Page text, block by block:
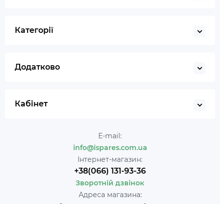
Категорії
Додатково
Кабінет
E-mail:
info@ispares.com.ua
Інтернет-магазин:
+38(066) 131-93-36
Зворотній дзвінок
Адреса магазина: